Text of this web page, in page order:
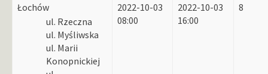
Łochów
ul. Rzeczna
ul. Myśliwska
ul. Marii
Konopnickiej
2022-10-03
08:00
2022-10-03
16:00
8